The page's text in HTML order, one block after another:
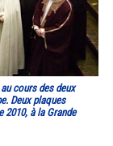
cours des deux
Deux plaques
à la Grande